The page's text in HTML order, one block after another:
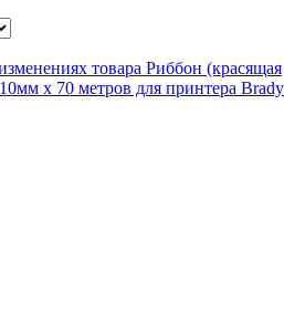
товара Риббон (красящая
x 70 метров для принтера Brady